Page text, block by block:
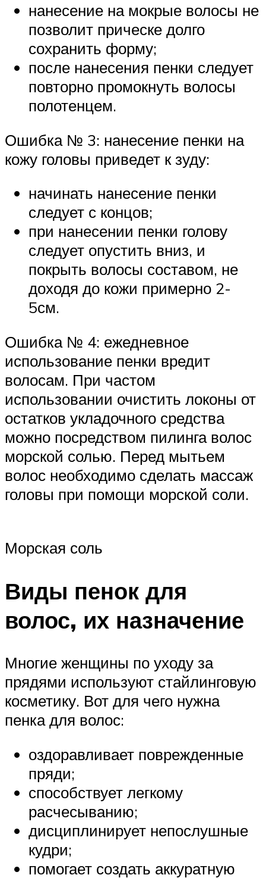
нанесение на мокрые волосы не
позволит прическе долго
сохранить форму;
после нанесения пенки следует
повторно промокнуть волосы
полотенцем.
Ошибка № 3: нанесение пенки на
кожу головы приведет к зуду:
начинать нанесение пенки
следует с концов;
при нанесении пенки голову
следует опустить вниз, и
покрыть волосы составом, не
доходя до кожи примерно 2-
5см.
Ошибка № 4: ежедневное
использование пенки вредит
волосам. При частом
использовании очистить локоны от
остатков укладочного средства
можно посредством пилинга волос
морской солью. Перед мытьем
волос необходимо сделать массаж
головы при помощи морской соли.
Морская соль
Виды пенок для
волос, их назначение
Многие женщины по уходу за
прядями используют стайлинговую
косметику. Вот для чего нужна
пенка для волос:
оздоравливает поврежденные
пряди;
способствует легкому
расчесыванию;
дисциплинирует непослушные
кудри;
помогает создать аккуратную